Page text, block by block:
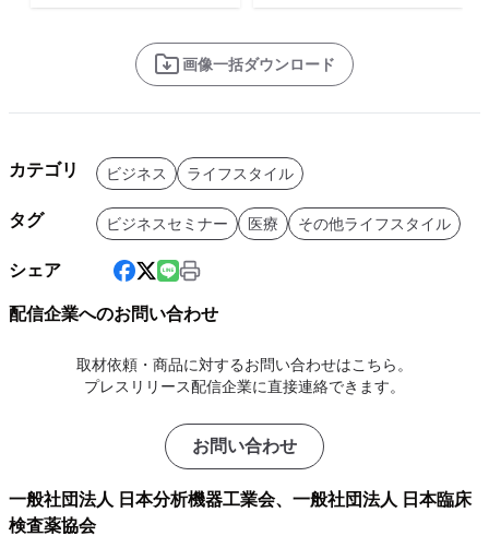
画像一括ダウンロード
カテゴリ ビジネス ライフスタイル
タグ ビジネスセミナー 医療 その他ライフスタイル
シェア
配信企業へのお問い合わせ
取材依頼・商品に対するお問い合わせはこちら。
プレスリリース配信企業に直接連絡できます。
お問い合わせ
一般社団法人 日本分析機器工業会、一般社団法人 日本臨床
検査薬協会